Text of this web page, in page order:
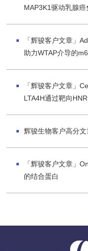
MAP3K1驱动乳腺
「辉骏客户文章」
助力WTAP介导的
「辉骏客户文章」
LTA4H通过靶向
辉骏生物客户高分
「辉骏客户文章」
的结合蛋白